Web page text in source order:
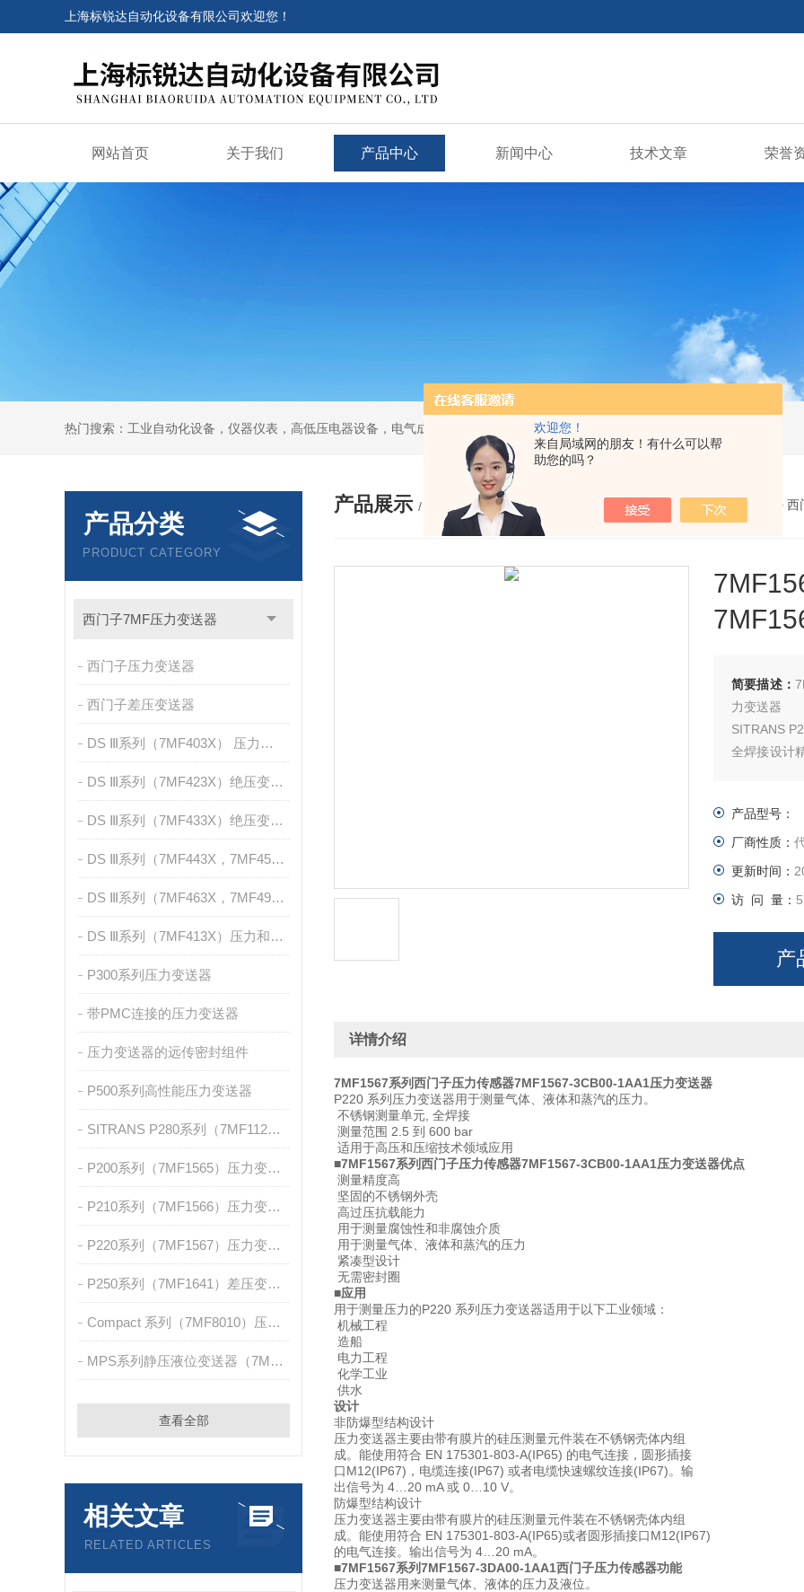
欢迎您！
来自局域网的朋友！有什么可以帮
助您的吗？
上海标锐达自动化设备有限公司欢迎您！
网站首页 关于我们 产品中心 新闻中心 技术文章 荣誉
热门搜索：工业自动化设备，仪器仪表，高低压电器设备，电气成套设备
产品分类
PRODUCT CATEGORY
西门子7MF压力变送器
西门子压力变送器
西门子差压变送器
DS Ⅲ系列（7MF403X） 压力变送器
DS Ⅲ系列（7MF423X）绝压变送器
DS Ⅲ系列（7MF433X）绝压变送器
DS Ⅲ系列（7MF443X，7MF453X）差压和流量测量
DS Ⅲ系列（7MF463X，7MF4912，7MF2741）液位测量
DS Ⅲ系列（7MF413X）压力和绝压测量，带前置膜片
P300系列压力变送器
带PMC连接的压力变送器
压力变送器的远传密封组件
P500系列高性能压力变送器
SITRANS P280系列（7MF1120）
P200系列（7MF1565）压力变送器
P210系列（7MF1566）压力变送器
P220系列（7MF1567）压力变送器
P250系列（7MF1641）差压变送器
Compact 系列（7MF8010）压力/绝压测量
MPS系列静压液位变送器（7MF1570）
查看全部
相关文章
RELATED ARTICLES
产品展示 / PRODUCTS 您的位置： 网站首页>产品展示 > 西
简要描述：
力变送器
SITRANS
全焊接设计
产品型号：
厂商性质：
更新时间：
访 问 量：
产
详情介绍
7MF1567系列西门子压力传感器7MF1567-3CB00-1AA1压力变送器
P220 系列压力变送器用于测量气体、液体和蒸汽的压力。
不锈钢测量单元, 全焊接
测量范围 2.5 到 600 bar
适用于高压和压缩技术领域应用
■7MF1567系列西门子压力传感器7MF1567-3CB00-1AA1压力变送器优点
测量精度高
坚固的不锈钢外壳
高过压抗载能力
用于测量腐蚀性和非腐蚀介质
用于测量气体、液体和蒸汽的压力
紧凑型设计
无需密封圈
■应用
用于测量压力的P220 系列压力变送器适用于以下工业领域：
机械工程
造船
电力工程
化学工业
供水
设计
非防爆型结构设计
压力变送器主要由带有膜片的硅压测量元件装在不锈钢壳体内组
成。能使用符合 EN 175301-803-A(IP65) 的电气连接，圆形插接
口M12(IP67)，电缆连接(IP67) 或者电缆快速螺纹连接(IP67)。输
出信号为 4…20 mA 或 0…10 V。
防爆型结构设计
压力变送器主要由带有膜片的硅压测量元件装在不锈钢壳体内组
成。能使用符合 EN 175301-803-A(IP65)或者圆形插接口M12(IP67)
的电气连接。输出信号为 4…20 mA。
■7MF1567系列7MF1567-3DA00-1AA1西门子压力传感器功能
压力变送器用来测量气体、液体的压力及液位。